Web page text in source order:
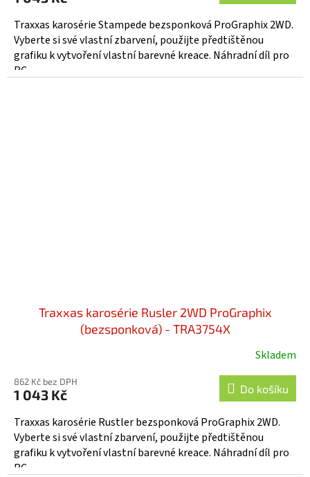
Traxxas karosérie Stampede bezsponková ProGraphix 2WD.
Vyberte si své vlastní zbarvení, použijte předtištěnou
grafiku k vytvoření vlastní barevné kreace. Náhradní díl pro
RC...
Traxxas karosérie Rusler 2WD ProGraphix
(bezsponková) - TRA3754X
Skladem
862 Kč bez DPH
1 043 Kč Do košíku
Traxxas karosérie Rustler bezsponková ProGraphix 2WD.
Vyberte si své vlastní zbarvení, použijte předtištěnou
grafiku k vytvoření vlastní barevné kreace. Náhradní díl pro
RC...